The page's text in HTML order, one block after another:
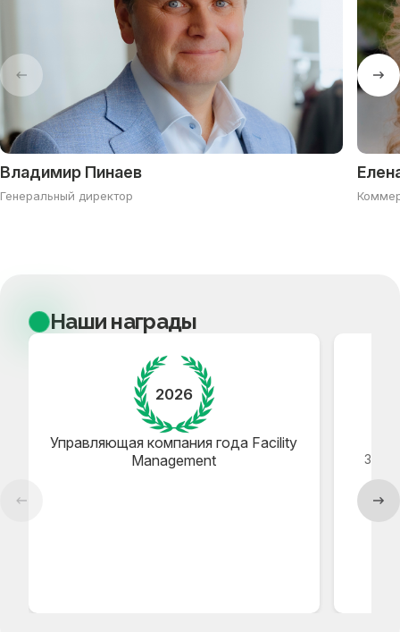
Владимир Пинаев
Генеральный директор
Наши награды
2026
Управляющая компания года Facility
Management